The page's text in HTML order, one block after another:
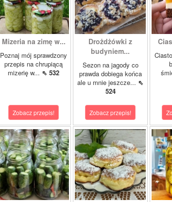
Mizeria na zimę w...
Poznaj mój sprawdzony
przepis na chrupiącą
mizerię w... ⇖ 532
Zobacz przepis!
Drożdżówki z
budyniem...
Sezon na jagody co
prawda dobiega końca
ale u mnie jeszcze... ⇖
524
Zobacz przepis!